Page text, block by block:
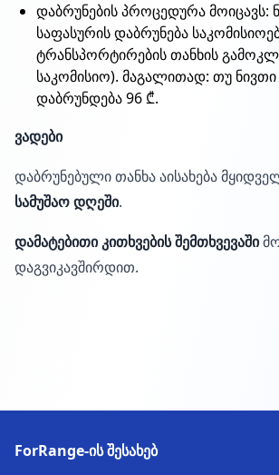
დაბრუნების პროცედურა მოიცავს:
საფასურის დაბრუნება
ტრანსპორტირების თანხის
საკომისიო). მაგალითად: თუ
დაბრუნდება 96 ₾.
ვადები
დაბრუნებული თანხა აისახება
სამუშაო დღეში.
დამატებითი კითხვების შემთხვევაში
დაგვიკავშირდით.
ForRange-ის შესახებ